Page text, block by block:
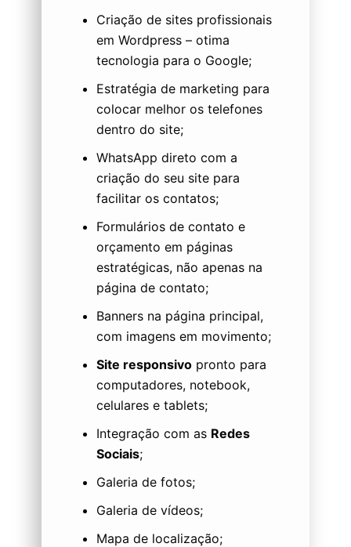
Criação de sites profissionais
em Wordpress – otima
tecnologia para o Google;
Estratégia de marketing para
colocar melhor os telefones
dentro do site;
WhatsApp direto com a
criação do seu site para
facilitar os contatos;
Formulários de contato e
orçamento em páginas
estratégicas, não apenas na
página de contato;
Banners na página principal,
com imagens em movimento;
Site responsivo pronto para
computadores, notebook,
celulares e tablets;
Integração com as Redes
Sociais;
Galeria de fotos;
Galeria de vídeos;
Mapa de localização;